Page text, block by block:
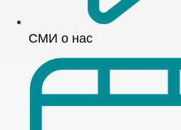
СМИ о нас